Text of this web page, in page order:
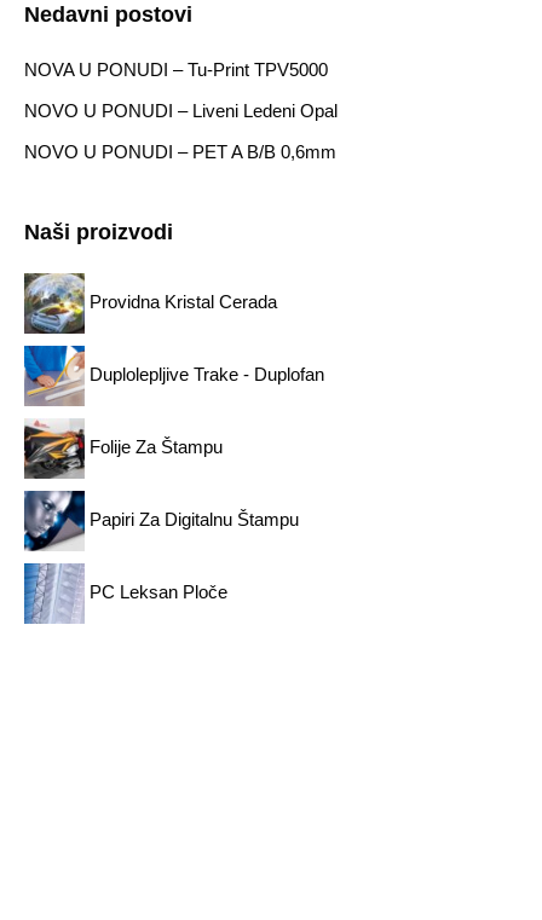
Nedavni postovi
NOVA U PONUDI – Tu-Print TPV5000
NOVO U PONUDI – Liveni Ledeni Opal
NOVO U PONUDI – PET A B/b 0,6mm
Naši proizvodi
Providna Kristal Cerada
Duplolepljive Trake - Duplofan
Folije Za Štampu
Papiri Za Digitalnu Štampu
PC Leksan Ploče